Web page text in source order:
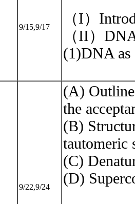
9/15,9/17
（I）
（II）
(1)DNA
9/22,9/24
(A)
the
(B)
(C)
(D)